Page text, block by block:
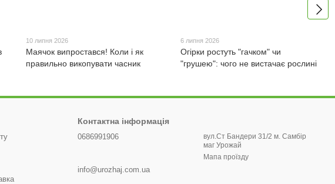
10 липня 2026
Маячок випростався! Коли і як
правильно викопувати часник
6 липня 2026
Огірки ростуть "гачком" чи
"грушею": чого не вистачає рослині
Контактна інформація
0686991906
info@urozhaj.com.ua
вул.Ст Бандери 31/2 м. Самбір
маг Урожай
Мапа проїзду